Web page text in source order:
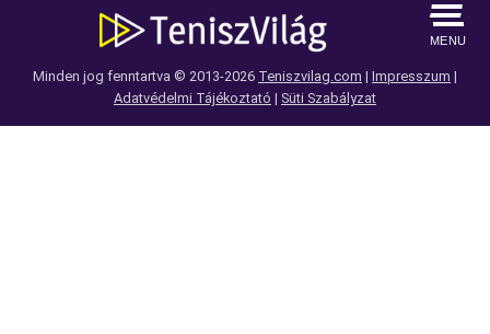
MENU
Minden jog fenntartva © 2013-2026 Teniszvilag.com | Impresszum |
Adatvédelmi Tájékoztató | Süti Szabályzat